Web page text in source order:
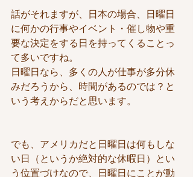
話がそれますが、日本の場合、日曜日
に何かの行事やイベント・催し物や重
要な決定をする日を持ってくることっ
て多いですね。
日曜日なら、多くの人が仕事が多分休
みだろうから、時間があるのでは？と
いう考えからだと思います。
でも、アメリカだと日曜日は何もしな
い日（というか絶対的な休暇日）とい
う位置づけなので、日曜日にことが動